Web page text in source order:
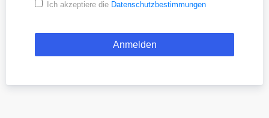
Ich akzeptiere die Datenschutzbestimmungen